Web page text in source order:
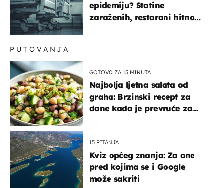
epidemiju? Stotine
zaraženih, restorani hitno
PUTOVANJA
GOTOVO ZA 15 MINUTA
Najbolja ljetna salata od
graha: Brzinski recept za
dane kada je prevruće za
15 PITANJA
Kviz općeg znanja: Za one
pred kojima se i Google
može sakriti